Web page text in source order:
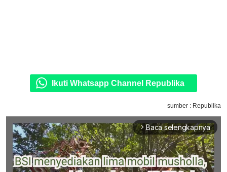
Ikuti Whatsapp Channel Republika
sumber : Republika
arrow_forward_ios Baca selengkapnya